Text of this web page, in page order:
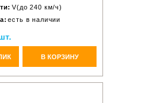
V(до 240 км/ч)
есть в наличии
В КОРЗИНУ